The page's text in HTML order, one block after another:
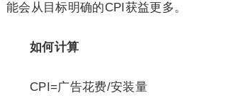
能会从目标明确的CPI获益更多。
如何计算
CPI=广告花费/安装量